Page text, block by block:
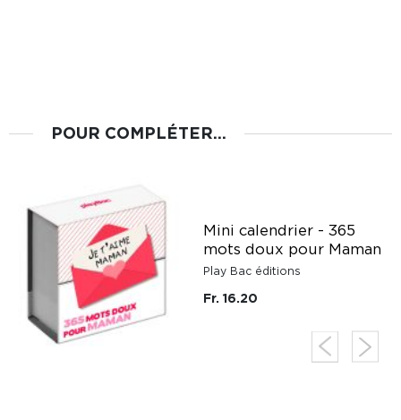
POUR COMPLÉTER...
Mini calendrier - 365
mots doux pour Maman
Play Bac éditions
Fr. 16.20